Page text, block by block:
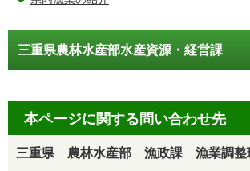
三重県農林水産部水産資源・経営課
本ページに関する問い合わせ先
三重県 農林水産部 漁政課 漁業調整